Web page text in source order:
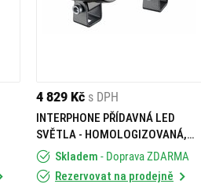
4 829 Kč s DPH
INTERPHONE PŘÍDAVNÁ LED
SVĚTLA - HOMOLOGIZOVANÁ,
ČERNÉSkladem - Doprava ZDARMA
Rezervovat na prodejně